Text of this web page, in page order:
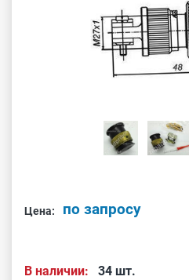
Цена: по запросу
В наличии:
34 шт.